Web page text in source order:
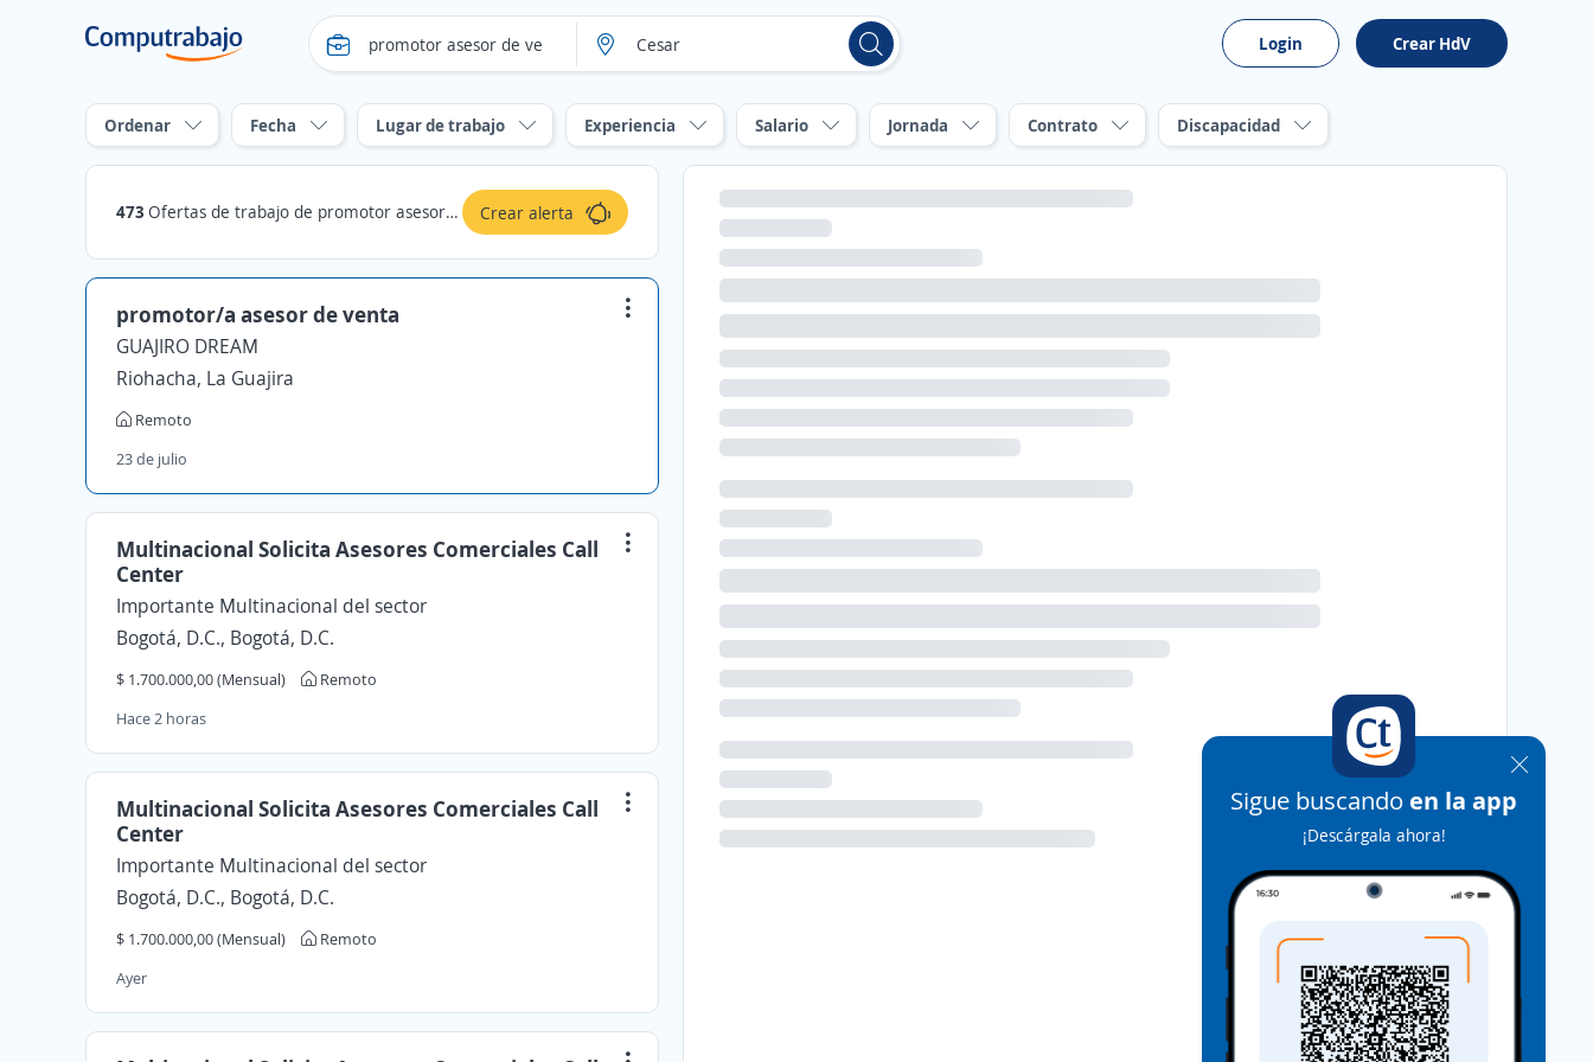
Login Crear HdV
Ordenar Fecha Lugar de trabajo Experiencia Salario Jornada Contrato Discapacidad
473 Ofertas de trabajo de promotor asesor de venta en Cesar Crear alerta
promotor/a asesor de venta
GUAJIRO DREAM
Riohacha, La Guajira
Remoto
23 de julio
Multinacional Solicita Asesores Comerciales Call
Center
Importante Multinacional del sector
Bogotá, D.C., Bogotá, D.C.
$ 1.700.000,00 (Mensual)
Remoto
Hace 2 horas
Multinacional Solicita Asesores Comerciales Call
Center
Importante Multinacional del sector
Bogotá, D.C., Bogotá, D.C.
$ 1.700.000,00 (Mensual)
Remoto
Ayer
Sigue buscando en la app
¡Descárgala ahora!